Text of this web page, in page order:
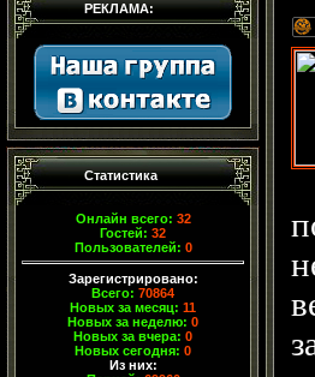
РЕКЛАМА:
Статистика
Онлайн всего: 32
Гостей: 32
Пользователей: 0
Зарегистрировано:
Всего: 70864
Новых за месяц: 11
Новых за неделю: 0
Новых за вчера: 0
Новых сегодня: 0
Из них: